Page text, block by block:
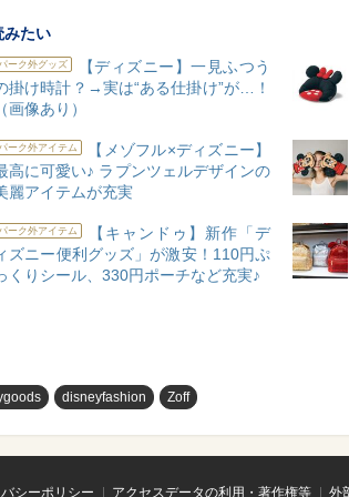
みたい
パーク外グッズ
【ディズニー】一見ふつう
掛け時計？→実は“ある仕掛け”が…！
（画像あり）
パーク外アイテム
【メゾフル×ディズニー】
高に可愛い♪ ラプンツェルデザインの
麗アイテムが充実
パーク外アイテム
【キャンドゥ】新作「デ
ズニー便利グッズ」が激安！110円ぷ
くりシール、330円ポーチなど充実♪
disneyfashion Zoff
シーポリシー アクセスデータの利用・著作権等 外